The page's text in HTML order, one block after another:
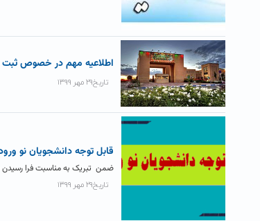
اطلاعیه مهم در خصوص ثبت
تاریخ۲۹ مهر ۱۳۹۹
قابل توجه دانشجویان نو
ضمن تبریک به مناسبت فرا رسیدن
تاریخ۲۹ مهر ۱۳۹۹